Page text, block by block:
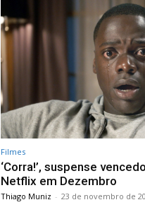
Filmes
‘Corra!’, suspense
Netflix em Dezembro
Thiago Muniz - 23 de novembro de